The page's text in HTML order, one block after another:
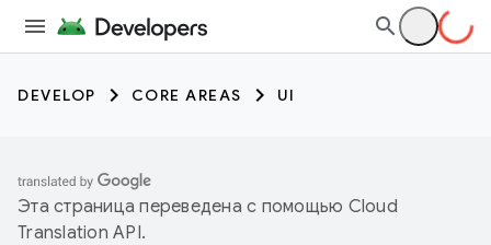
DEVELOP CORE AREAS UI
Эта страница переведена с помощью Cloud
Translation API.